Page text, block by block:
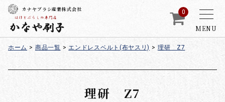
MENU
カナヤブラシ産業株式会社 0
ホーム > 商品一覧 > エンドレスベルト(布ヤスリ) > 理研 Z7
理研 Z7